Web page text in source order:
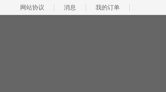
网站协议 消息 我的订单